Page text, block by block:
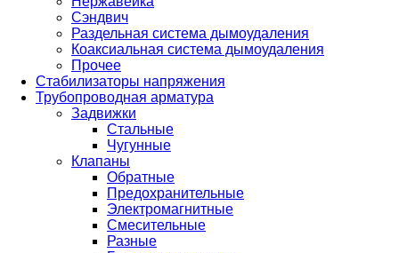
Сэндвич
Раздельная система дымоудаления
Коаксиальная система дымоудаления
Прочее
Стабилизаторы напряжения
Трубопроводная арматура
Задвижки
Стальные
Чугунные
Клапаны
Обратные
Предохранительные
Электромагнитные
Смесительные
Разные